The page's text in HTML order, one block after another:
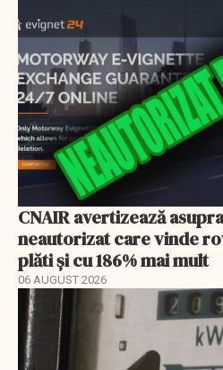
CNAIR avertizează
neautorizat care vinde
plăti și cu 186% mai mult
06 AUGUST 2026